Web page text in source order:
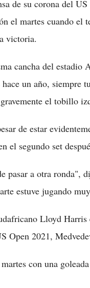
de su corona del
el martes cuando
victoria.
cancha del
un año, siempre
el tobillo
de estar
el segundo set
pasar a otra
estuve jugando
Lloyd Harris
Open 2021,
con una